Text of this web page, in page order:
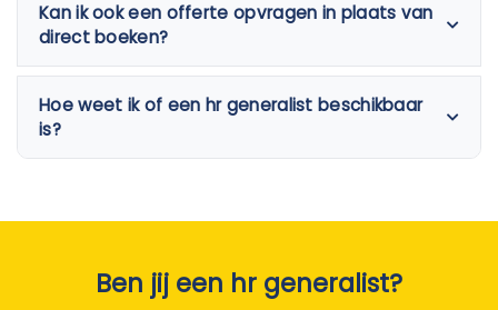
Kan ik ook een offerte opvragen in plaats van
direct boeken?
Hoe weet ik of een hr generalist beschikbaar
is?
Ben jij een hr generalist?